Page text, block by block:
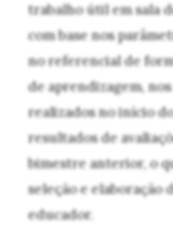
trabalho útil em sala
com base nos
no referencial de
de aprendizagem,
realizados no início
resultados de
bimestre anterior, o
seleção e elaboração
educador.